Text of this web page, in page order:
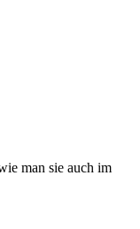
man sie auch im